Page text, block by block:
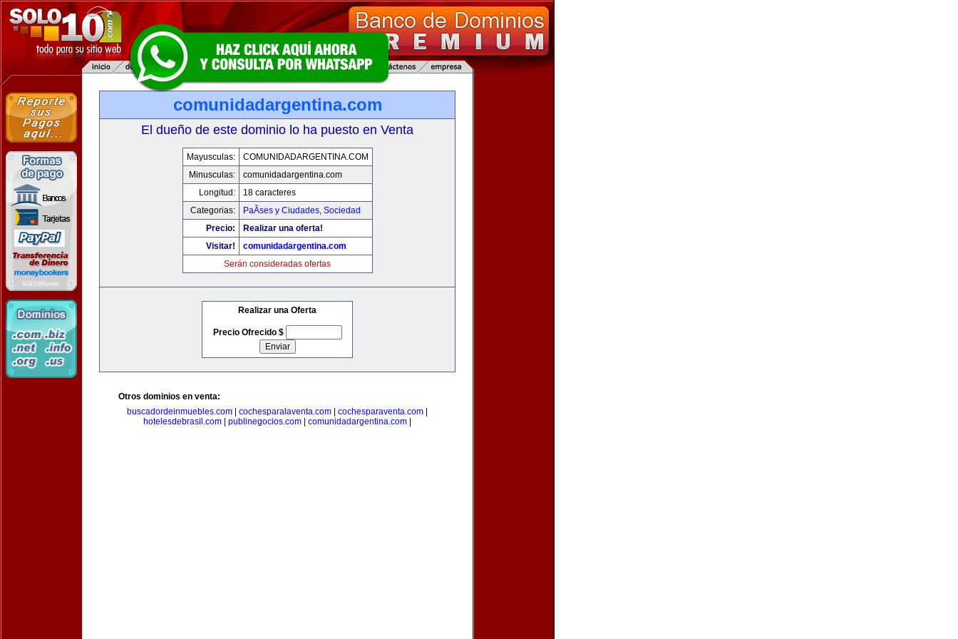
comunidadargentina.com
El dueño de este dominio lo ha puesto en Venta
Mayusculas:
COMUNIDADARGENTINA.COM
Minusculas:
comunidadargentina.com
Longitud:
18 caracteres
Categorias:
PaÃ­ses y Ciudades, Sociedad
Precio:
Realizar una oferta!
Visitar!
comunidadargentina.com
Serán consideradas ofertas
Realizar una Oferta
Precio Ofrecido $
Otros dominios en venta:
buscadordeinmuebles.com
cochesparalaventa.com cochesparaventa.com
hotelesdebrasil.com
publinegocios.com comunidadargentina.com